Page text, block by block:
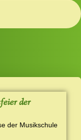
der
der Musikschule